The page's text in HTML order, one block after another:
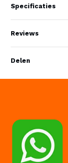
Specificaties
Reviews
Delen